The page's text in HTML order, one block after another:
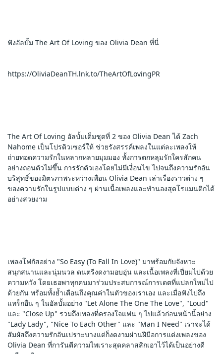
ฟังอัลบั้ม The Art Of Loving ของ Olivia Dean ที่นี่
https://OliviaDeanTH.lnk.to/TheArtOfLovingPR
The Art Of Loving อัลบั้มเต็มชุดที่ 2 ของ Olivia Dean ได้ Zach
Nahome เป็นโปรดิวเซอร์ให้ ช่วยรังสรรค์เพลงในแต่ละเพลงให้
ถ่ายทอดความรักในหลากหลายมุมมอง ทั้งการตกหลุมรักใครสักคน
อย่างถอนตัวไม่ขึ้น การรักตัวเองโดยไม่มีเงื่อนไข ไปจนถึงความรักอัน
บริสุทธิ์ของมิตรภาพระหว่างเพื่อน Olivia Dean เล่าเรื่องราวต่าง ๆ
ของความรักในรูปแบบต่าง ๆ ผ่านเนื้อเพลงและทำนองสุดโรแมนติกได้
อย่างสวยงาม
เพลงโฟกัสอย่าง "So Easy (To Fall In Love)" มาพร้อมกับจังหวะ
สนุกสนานและนุ่มนวล ดนตรีงดงามอบอุ่น และเนื้อเพลงที่เปี่ยมไปด้วย
ความหวัง โดยเธอพาทุกคนมาร่วมประสบการณ์การเดตที่แปลกใหม่ไป
ด้วยกัน พร้อมทั้งย้ำเตือนถึงคุณค่าในตัวของเราเอง และเมื่อฟังไปถึง
แทร็กอื่น ๆ ในอัลบั้มอย่าง "Let Alone The One The Love", "Loud"
และ "Close Up" รวมถึงเพลงที่ครองใจแฟน ๆ ไปแล้วก่อนหน้านี้อย่าง
"Lady Lady", "Nice To Each Other" และ "Man I Need" เราจะได้
สัมผัสถึงความรักอันเปราะบางแต่ก็งดงามผ่านฝีมือการแต่งเพลงของ
Olivia Dean ที่การันตีความไพเราะสุดคลาสสิกเอาไว้ได้เป็นอย่างดี